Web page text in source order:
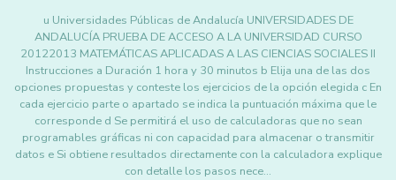
u Universidades Públicas de Andalucía UNIVERSIDADES DE
ANDALUCÍA PRUEBA DE ACCESO A LA UNIVERSIDAD CURSO
20122013 MATEMÁTICAS APLICADAS A LAS CIENCIAS SOCIALES II
Instrucciones a Duración 1 hora y 30 minutos b Elija una de las dos
opciones propuestas y conteste los ejercicios de la opción elegida c En
cada ejercicio parte o apartado se indica la puntuación máxima que le
corresponde d Se permitirá el uso de calculadoras que no sean
programables gráficas ni con capacidad para almacenar o transmitir
datos e Si obtiene resultados directamente con la calculadora explique
con detalle los pasos nece…